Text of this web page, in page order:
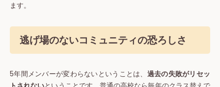
ます。
逃げ場のないコミュニティの恐ろしさ
5年間メンバーが変わらないということは、 過去の失敗がリセッ